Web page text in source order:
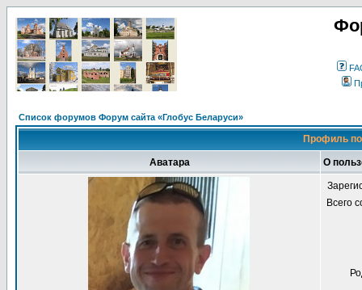
Список форумов Форум сайта «Глобус Беларуси»
Профиль
Аватара О
Всего